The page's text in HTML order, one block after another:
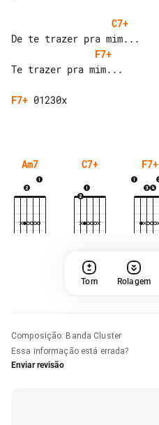
C7+
F7+
Te trazer pra mim...
F7+ 01230x
Am7 C7+ F7+
Tom Rolagem
Composição: Banda Cluster
Essa informação está errada?
Enviar revisão